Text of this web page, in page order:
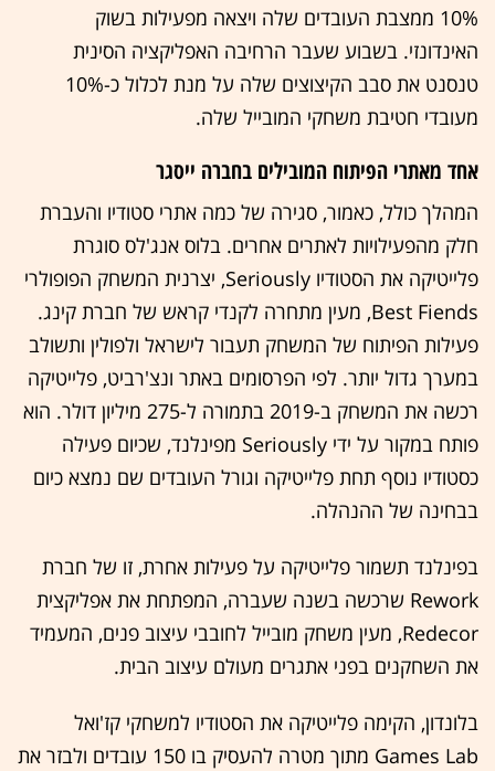
10% ממצבת העובדים שלה ויצאה מפעילות בשוק
האינדונזי. בשבוע שעבר הרחיבה האפליקציה הסינית
טנסנט את סבב הקיצוצים שלה על מנת לכלול כ-10%
מעובדי חטיבת משחקי המובייל שלה.
אחד מאתרי הפיתוח המובילים בחברה ייסגר
המהלך כולל, כאמור, סגירה של כמה אתרי סטודיו והעברת
חלק מהפעילויות לאתרים אחרים. בלוס אנג'לס סוגרת
פלייטיקה את הסטודיו Seriously, יצרנית המשחק הפופולרי
Best Fiends, מעין מתחרה לקנדי קראש של חברת קינג.
פעילות הפיתוח של המשחק תעבור לישראל ולפולין ותשולב
במערך גדול יותר. לפי הפרסומים באתר ונצ'רביט, פלייטיקה
רכשה את המשחק ב-2019 בתמורה ל-275 מיליון דולר. הוא
פותח במקור על ידי Seriously מפינלנד, שכיום פעילה
כסטודיו נוסף תחת פלייטיקה וגורל העובדים שם נמצא כיום
בבחינה של ההנהלה.
בפינלנד תשמור פלייטיקה על פעילות אחרת, זו של חברת
Rework שרכשה בשנה שעברה, המפתחת את אפליקצית
Redecor, מעין משחק מובייל לחובבי עיצוב פנים, המעמיד
את השחקנים בפני אתגרים מעולם עיצוב הבית.
בלונדון, הקימה פלייטיקה את הסטודיו למשחקי קז'ואל
Games Lab מתוך מטרה להעסיק בו 150 עובדים ולבזר את